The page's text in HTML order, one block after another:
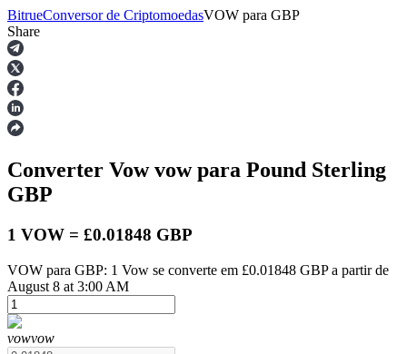
Futuros
Futuros de USDT
BitrueConversor de CriptomoedasVOW para GBP
Share
Converter Vowvowpara Pound Sterling
GBP
1 VOW = £0.01848 GBP
VOW para GBP: 1 Vow se converte em £0.01848 GBP a partir de
August 8 at 3:00 AM
vowvow